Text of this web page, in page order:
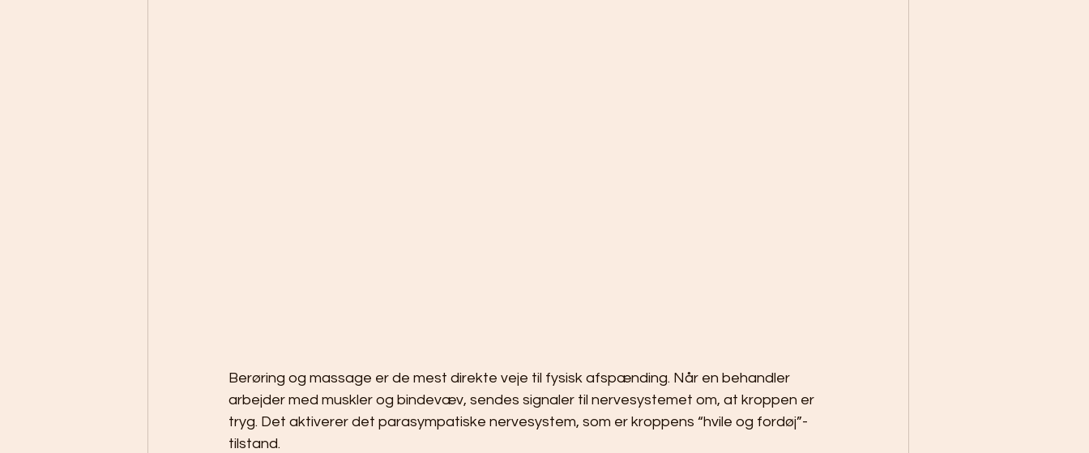
Berøring og massage er de mest direkte veje til fysisk afspænding. Når en behandler
arbejder med muskler og bindevæv, sendes signaler til nervesystemet om, at kroppen er
tryg. Det aktiverer det parasympatiske nervesystem, som er kroppens “hvile og fordøj”-
tilstand.